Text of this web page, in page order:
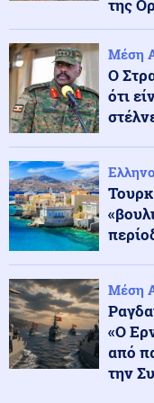
Στα 15 δισ.
κερδοφορία
Υγεία
Σε
Δυτικού
Μέση Ανατολή
Θρίλερ στα
δεν αρκεί –
Καιρός
Καιρός: Έως
μελτέμια
Οικονομία
της
Μέση
Ο
ότι
Μέση
«Ο
από
την